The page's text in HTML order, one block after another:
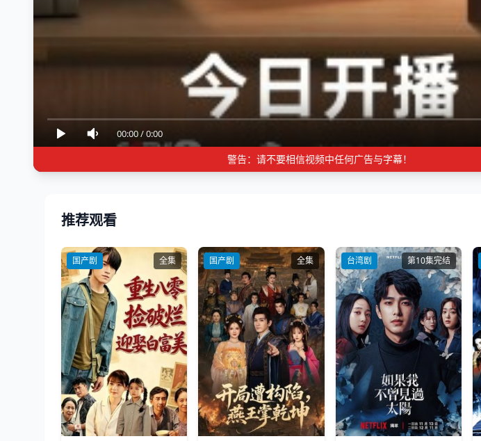
00:00/0:00
警告：请不要相信视频中任何广告与字幕！
推荐观看
国产剧 全集 国产剧 全集 台湾剧 第10集完结